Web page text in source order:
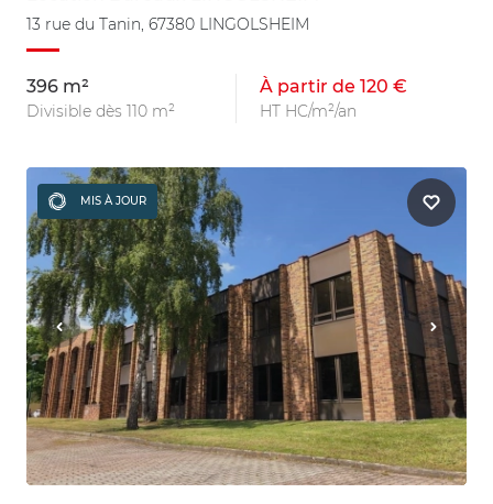
13 rue du Tanin, 67380 LINGOLSHEIM
396 m²
Divisible dès 110 m²
À partir de 120 €
HT HC/m²/an
MIS À JOUR